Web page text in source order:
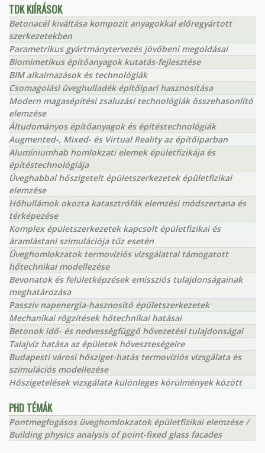
TDK KIÍRÁSOK
Betonacél kiváltása kompozit anyagokkal előregyártott
szerkezetekben
Parametrikus gyártmánytervezés jövőbeni megoldásai
Biomimetikus építőanyagok kutatás-fejlesztése
BIM alkalmazások és technológiák
Csomagolási üveghulladék építőipari hasznosítása
Modern magasépítési zsaluzási technológiák összehasonlító
elemzése
Áltudományos építőanyagok és építéstechnológiák
Augmented-, Mixed- és Virtual Reality az építőiparban
Alumíniumhab homlokzati elemek épületfizikája és
építéstechnológiája
Üveghabbal hőszigetelt épületszerkezetek épületfizikai
elemzése
Hőhullámok okozta katasztrófák elemzési módszertana és
térképezése
Komplex épületszerkezetek kapcsolt épületfizikai és
áramlástani szimulációja tűz esetén
Üveghomlokzatok termovíziós vizsgálattal támogatott
hőtechnikai modellezése
Bevonatok és felületképzések emissziós tulajdonságainak
meghatározása
Passzív napenergia-hasznosító épületszerkezetek
Mechanikai rögzítések hőtechnikai hatásai
Betonok idő- és nedvességfüggő hővezetési tulajdonságai
Talajvíz hatása az épületek hőveszteségeire
Budapesti városi hősziget-hatás termovíziós vizsgálata és
szimulációs modellezése
Hőszigetelések vizsgálata különleges körülmények között
PHD TÉMÁK
Pontmegfogásos üveghomlokzatok épületfizikai elemzése /
Building physics analysis of point-fixed glass facades